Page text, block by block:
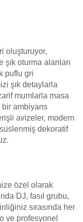
oluşturuyor,
oturma alanları
puflu gri
şık detaylarla
mumlarla masa
bir ambiyans
avizeler, modern
dekoratif
özel olarak
DJ, fasıl grubu,
sırasında her
ve profesyonel